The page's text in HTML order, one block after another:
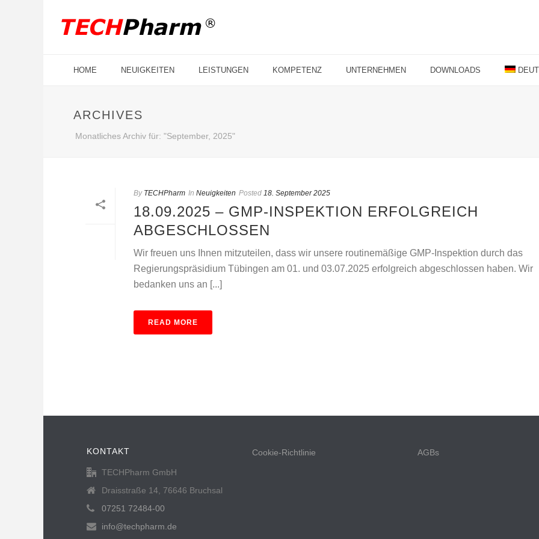
HOME NEUIGKEITEN LEISTUNGEN KOMPETENZ UNTERNEHMEN DOWNLOADS
ARCHIVES
Monatliches Archiv für: "September, 2025"
By TECHPharm In Neuigkeiten Posted 18. September 2025
18.09.2025 – GMP-INSPEKTION ERFOLGREICH
ABGESCHLOSSEN
Wir freuen uns Ihnen mitzuteilen, dass wir unsere routinemäßige GMP-Inspektion durch das
Regierungspräsidium Tübingen am 01. und 03.07.2025 erfolgreich abgeschlossen haben. Wir
bedanken uns an [...]
READ MORE
KONTAKT
TECHPharm GmbH
Draisstraße 14, 76646 Bruchsal
07251 72484-00
info@techpharm.de
Cookie-Richtlinie AGBs